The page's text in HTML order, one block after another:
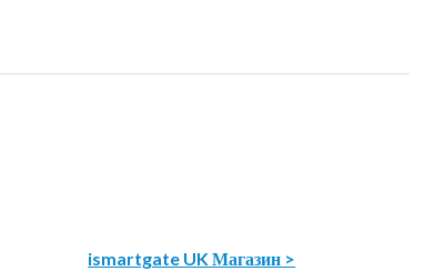
ismartgate UK Магазин >